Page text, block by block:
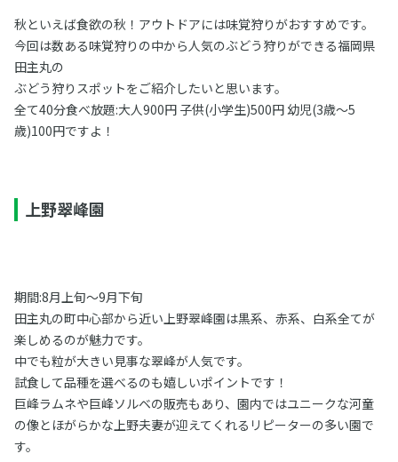
秋といえば食欲の秋！アウトドアには味覚狩りがおすすめです。
今回は数ある味覚狩りの中から人気のぶどう狩りができる福岡県
田主丸の
ぶどう狩りスポットをご紹介したいと思います。
全て40分食べ放題:大人900円 子供(小学生)500円 幼児(3歳〜5
歳)100円ですよ！
上野翠峰園
期間:8月上旬〜9月下旬
田主丸の町中心部から近い上野翠峰園は黒系、赤系、白系全てが
楽しめるのが魅力です。
中でも粒が大きい見事な翠峰が人気です。
試食して品種を選べるのも嬉しいポイントです！
巨峰ラムネや巨峰ソルベの販売もあり、園内ではユニークな河童
の像とほがらかな上野夫妻が迎えてくれるリピーターの多い園で
す。